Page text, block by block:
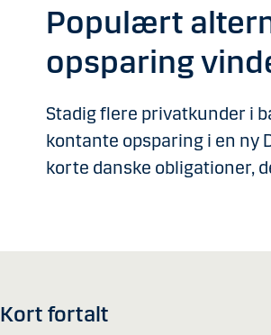
Populært
opsparing
Stadig flere privatkunder i
kontante opsparing i en ny
korte danske obligationer,
Kort fortalt